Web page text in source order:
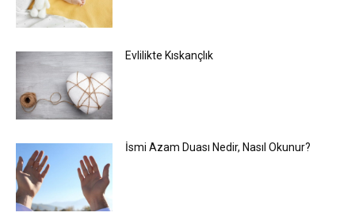
Evlilikte Kıskançlık
İsmi Azam Duası Nedir, Nasıl Okunur?